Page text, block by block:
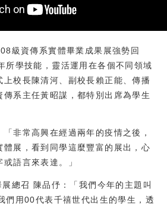
級資傳系實體畢業成果展強勢回
所學技能，靈活運用在各個不同領域
上校長陳清河、副校長賴正能、傳播
傳系主任黃昭謀，都特別出席為學生
「非常高興在經過兩年的疫情之後，
體展，看到同學這麼豐富的展出，心
語言來表達。」
總召 陳品伃：「我們今年的主題叫
們用00代表千禧世代出生的學生，透